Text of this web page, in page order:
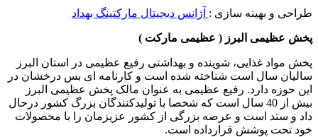
طراحی و بهینه سازی : آژانس دیجیتال مارکتینگ بهداد
پخش عظیمی البرز ( عظیمی مارکت )
پخش مواد غذایی، شوینده و بهداشتی رفیع عظیمی در استان البرز
سالیان سال است شناخته شده است و کارنامه ای بس درخشان در
این حوزه دارد. رفیع عظیمی به عنوان مالک پخش عظیمی البرز
بیش از 40 سال است که شخصا با تولیدکنندگان بزرگ کشور درحال
داد و ستد است و عرصه بزرگی از کشور عزیزمان را با محصولات
خود تحت پوشش قرارداده است.